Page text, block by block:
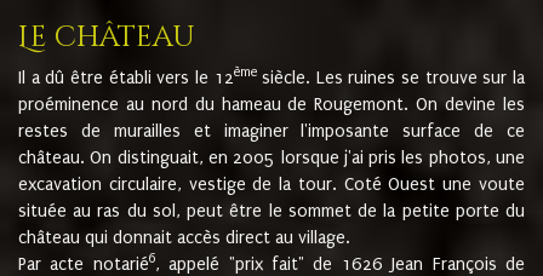
Le château
Il a dû être établi vers le 12èmesiècle. Les ruines se trouve sur la
proéminence au nord du hameau de Rougemont. On devine les
restes de murailles et imaginer l'imposante surface de ce
château. On distinguait, en 2005 lorsque j'ai pris les photos, une
excavation circulaire, vestige de la tour. Coté Ouest une voute
située au ras du sol, peut être le sommet de la petite porte du
château qui donnait accès direct au village.
Par acte notarié6, appelé "prix fait" de 1626 Jean François de